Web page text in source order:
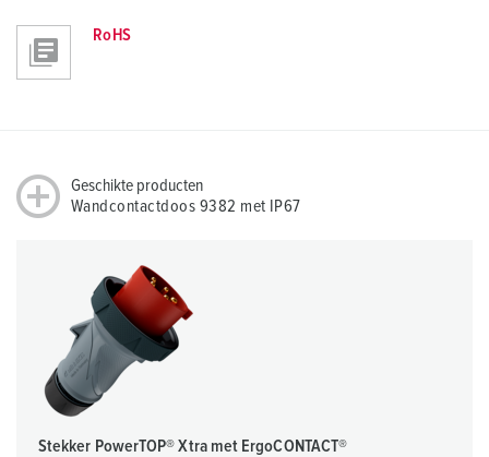
RoHS
Geschikte producten
Wandcontactdoos 9382 met IP67
Stekker PowerTOP® Xtra met ErgoCONTACT®